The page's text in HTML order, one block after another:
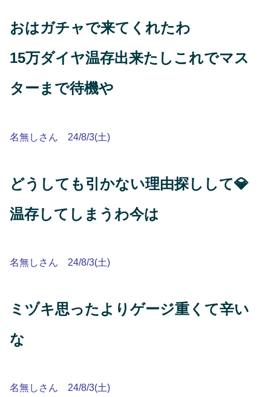
おはガチャで来てくれたわ
15万ダイヤ温存出来たしこれでマス
ターまで待機や
名無しさん 24/8/3(土)
どうしても引かない理由探しして💎
温存してしまうわ今は
名無しさん 24/8/3(土)
ミヅキ思ったよりゲージ重くて辛い
な
名無しさん 24/8/3(土)